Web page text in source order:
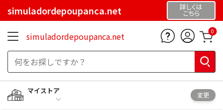
simuladordepoupanca.net 詳しくは
こちら
simuladordepoupanca.net 0
マイストア
変更